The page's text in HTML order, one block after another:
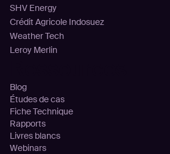
SHV Energy
Crédit Agricole Indosuez
Weather Tech
Leroy Merlin
Blog
Études de cas
Fiche Technique
Rapports
Livres blancs
Webinars